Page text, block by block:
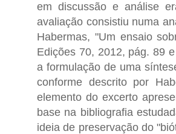
em discussão e análise
avaliação consistiu numa
Habermas, "Um ensaio
Edições 70, 2012, pág. 89
a formulação de uma
conforme descrito por
elemento do excerto
base na bibliografia
ideia de preservação do